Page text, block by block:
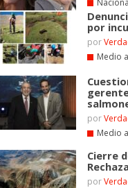
por
por
Medio
por
Medio
Cierre
por